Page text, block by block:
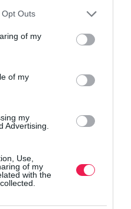
Outs
of my
of my
my
Advertising.
Use,
of my
with the